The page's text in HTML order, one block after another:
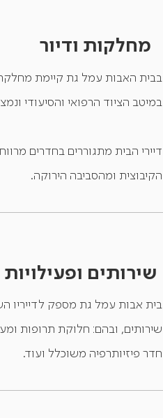
מחלקות ודיור
במיטב הציוד הרפואי והסיעודי ונמצא בו צוות
דיירי הבית מתגוררים בחדרים
הקיבוצית ומהסביבה הירוקה.
שירותים ופעילויות
בית אבות עמל גת מספק לדייריו
שירותים, ובהם: חלוקת תרופות
חדר פיזיותרפיה משוכלל ועוד.